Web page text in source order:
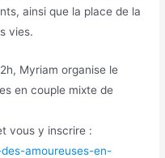
ainsi que la place de la
vies.
Myriam organise le
en couple mixte de
vous y inscrire :
amoureuses-en-